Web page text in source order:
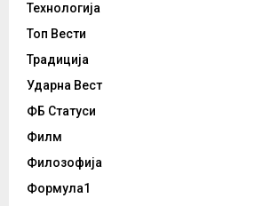
Технологија
Топ Вести
Традиција
Ударна Вест
ФБ Статуси
Филм
Филозофија
Формула1